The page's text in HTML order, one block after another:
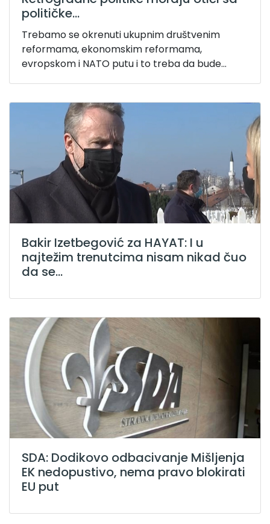
političke...
Trebamo se okrenuti ukupnim društvenim
reformama, ekonomskim reformama,
evropskom i NATO putu i to treba da bude...
Bakir Izetbegović za HAYAT: I u
najtežim trenutcima nisam nikad čuo
da se...
SDA: Dodikovo odbacivanje Mišljenja
EK nedopustivo, nema pravo blokirati
EU put